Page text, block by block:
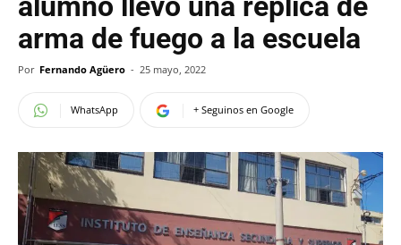
arma de fuego a la escuela
Por Fernando Agüero - 25 mayo, 2022
WhatsApp + Seguinos en Google